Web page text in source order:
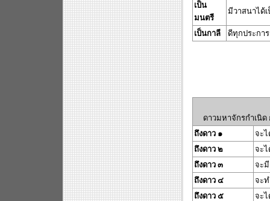
เป็น
มนตรี
มีวาสนาได้
เป็นกาลี ดีทุกประกา
ดาวมหาจักรกำเนิ
ถึงดาว ๑
จะ
ถึงดาว ๒
จะ
ถึงดาว ๓
จะ
ถึงดาว ๔
จะท
ถึงดาว ๕
จะ